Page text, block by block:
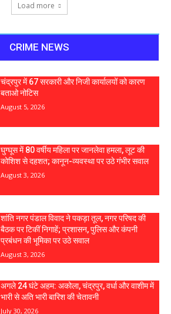
Load more
CRIME NEWS
चंद्रपुर में 67 सरकारी और निजी कार्यालयों को कारण
बताओ नोटिस
August 5, 2026
घुग्घूस में 80 वर्षीय महिला पर जानलेवा हमला, लूट की
कोशिश से दहशत; कानून-व्यवस्था पर उठे गंभीर सवाल
August 3, 2026
शांति नगर पंडाल विवाद ने पकड़ा तूल, नगर परिषद की
बैठक पर टिकीं निगाहें; प्रशासन, पुलिस और कंपनी
प्रबंधन की भूमिका पर उठे सवाल
August 3, 2026
अगले 24 घंटे अहम: अकोला, चंद्रपुर, वर्धा और वाशीम में
भारी से अति भारी बारिश की चेतावनी
July 30, 2026